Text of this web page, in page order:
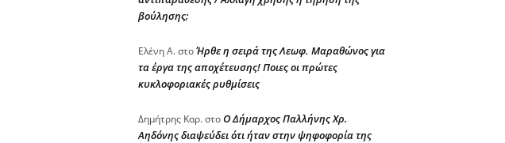
βούλησης;
Ελένη Α.στοΉρθε η σειρά της Λεωφ. Μαραθώνος για
τα έργα της αποχέτευσης! Ποιες οι πρώτες
κυκλοφοριακές ρυθμίσεις
Δημήτρης Καρ.στοΟ Δήμαρχος Παλλήνης Χρ.
Αηδόνης διαψεύδει ότι ήταν στην ψηφοφορία της